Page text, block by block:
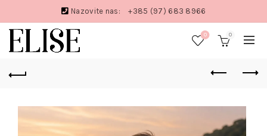
Nazovite nas: +385 (97) 683 8966
0 0